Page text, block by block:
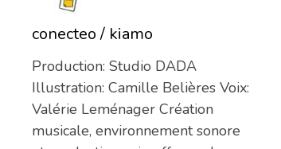
conecteo / kiamo
Production: Studio DADA
Illustration: Camille Belières Voix:
Valérie Leménager Création
musicale, environnement sonore